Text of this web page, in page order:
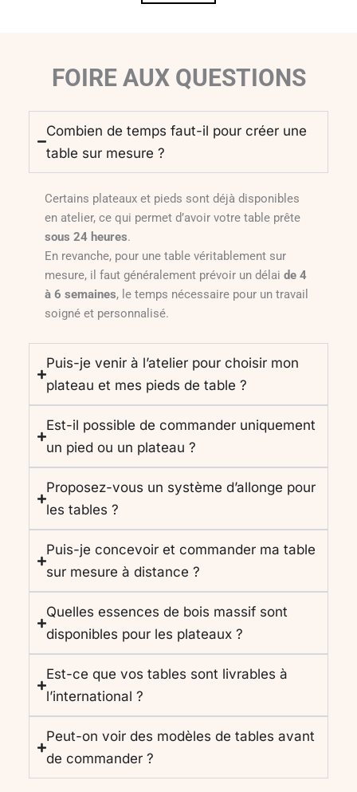
FOIRE AUX QUESTIONS
Combien de temps faut-il pour créer une
table sur mesure ?
Certains plateaux et pieds sont déjà disponibles
en atelier, ce qui permet d’avoir votre table prête
sous 24 heures.
En revanche, pour une table véritablement sur
mesure, il faut généralement prévoir un délai de 4
à 6 semaines, le temps nécessaire pour un travail
soigné et personnalisé.
Puis-je venir à l’atelier pour choisir mon
plateau et mes pieds de table ?
Est-il possible de commander uniquement
un pied ou un plateau ?
Proposez-vous un système d’allonge pour
les tables ?
Puis-je concevoir et commander ma table
sur mesure à distance ?
Quelles essences de bois massif sont
disponibles pour les plateaux ?
Est-ce que vos tables sont livrables à
l’international ?
Peut-on voir des modèles de tables avant
de commander ?